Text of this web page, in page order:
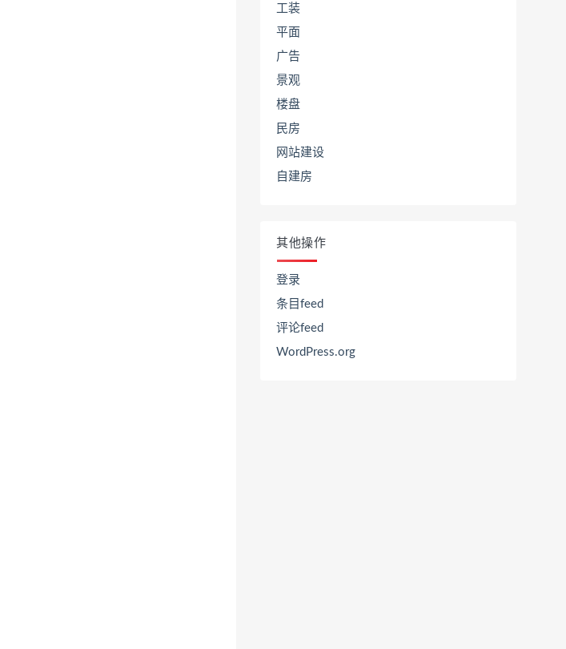
工装
平面
广告
景观
楼盘
民房
网站建设
自建房
其他操作
登录
条目feed
评论feed
WordPress.org